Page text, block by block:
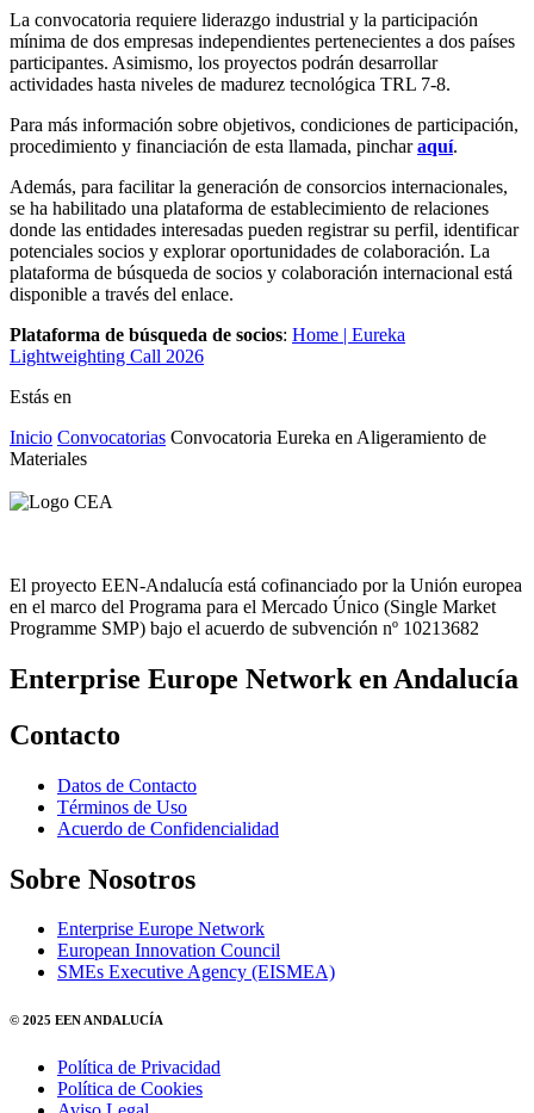
La convocatoria requiere liderazgo industrial y la participación
mínima de dos empresas independientes pertenecientes a dos países
participantes. Asimismo, los proyectos podrán desarrollar
actividades hasta niveles de madurez tecnológica TRL 7-8.
Para más información sobre objetivos, condiciones de participación,
procedimiento y financiación de esta llamada, pincharaquí.
Además, para facilitar la generación de consorcios internacionales,
se ha habilitado una plataforma de establecimiento de relaciones
donde las entidades interesadas pueden registrar su perfil, identificar
potenciales socios y explorar oportunidades de colaboración. La
plataforma de búsqueda de socios y colaboración internacional está
disponible a través del enlace.
Plataforma de búsqueda de socios: Home | Eureka
Lightweighting Call 2026
Estás en
Inicio Convocatorias Convocatoria Eureka en Aligeramiento de
Materiales
El proyecto EEN-Andalucía está cofinanciado por la Unión europea
en el marco del Programa para el Mercado Único (Single Market
Programme SMP) bajo el acuerdo de subvención nº 10213682
Enterprise Europe Network en Andalucía
Contacto
Datos de Contacto
Términos de Uso
Acuerdo de Confidencialidad
Sobre Nosotros
Enterprise Europe Network
European Innovation Council
SMEs Executive Agency (EISMEA)
© 2025 EEN ANDALUCÍA
Política de Privacidad
Política de Cookies